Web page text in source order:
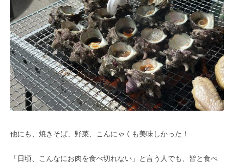
他にも、焼きそば、野菜、こんにゃくも美味しかった！
「日頃、こんなにお肉を食べ切れない」と言う人でも、皆と食べ